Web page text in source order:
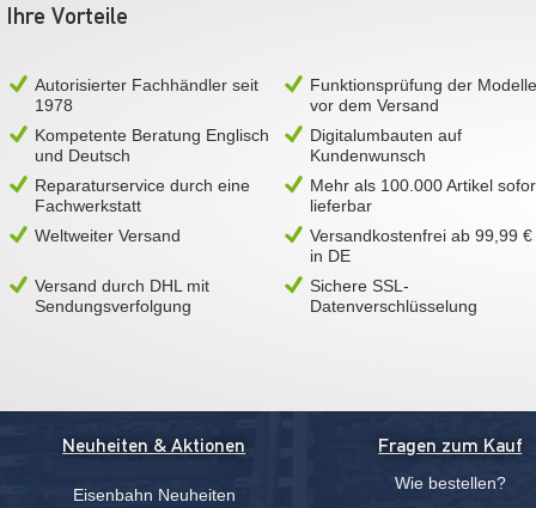
Ihre Vorteile
Autorisierter Fachhändler seit
1978
Funktionsprüfung der Modelle
vor dem Versand
Kompetente Beratung Englisch
und Deutsch
Digitalumbauten auf
Kundenwunsch
Reparaturservice durch eine
Fachwerkstatt
Mehr als 100.000 Artikel
lieferbar
Weltweiter Versand
Versandkostenfrei ab 99,99 €
in DE
Versand durch DHL mit
Sendungsverfolgung
Sichere SSL-
Datenverschlüsselung
Neuheiten & Aktionen
Eisenbahn Neuheiten
Fragen zum Kauf
Wie bestellen?